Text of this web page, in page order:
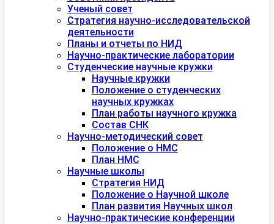
Ученый совет
Стратегия научно-исследовательской
деятельности
Планы и отчеты по НИД
Научно-практические лаборатории
Студенческие научные кружки
Научные кружки
Положение о студенческих
научных кружках
План работы научного кружка
Состав СНК
Научно-методический совет
Положение о НМС
План НМС
Научные школы
Стратегия НИД
Положение о Научной школе
План развития Научных школ
Научно-практические конференции